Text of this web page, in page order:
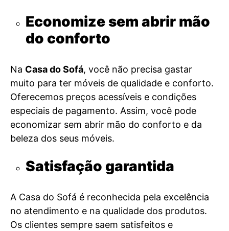
Economize sem abrir mão
do conforto
Na Casa do Sofá, você não precisa gastar
muito para ter móveis de qualidade e conforto.
Oferecemos preços acessíveis e condições
especiais de pagamento. Assim, você pode
economizar sem abrir mão do conforto e da
beleza dos seus móveis.
Satisfação garantida
A Casa do Sofá é reconhecida pela excelência
no atendimento e na qualidade dos produtos.
Os clientes sempre saem satisfeitos e